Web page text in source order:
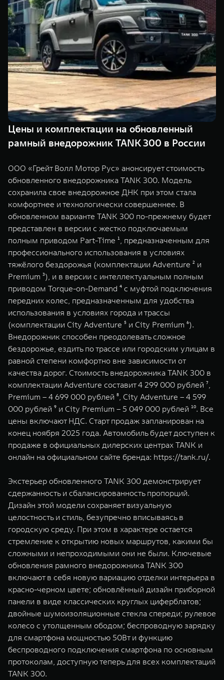
TANK 500
Веди за собой
от 6 499 000 ₽
TANK 700
Сила
от 10 199
WEY 07
Расширяя границы комфорта
от 6 149 000 ₽
WEY 05
Эстетика
от 5 699
WEY 80
Масштаб возможностей
от 6 449 000 ₽
WEY 80
Масштаб
от 8 099
TANK Финансы
Корпоративным клиентам
TANK ФИНАНСЫ
TANK Кредит
TANK Лизинг
TANK Страхование
Сервис
Специальные предложения
Моторные масла
ЦИФРОВЫЕ СЕРВИСЫ TANK
Цифровые сервисы TANK
Подписки
Цены и комплектации на обновленный
рамный внедорожник TANK 300 в России
ООО «Грейт Волл Мотор Рус» анонсирует стоимость
обновленного внедорожника TANK 300. Модель
сохранила свое внедорожное ДНК при этом стала
комфортнее и технологически совершеннее. В
обновленном варианте TANK 300 по-прежнему будет
представлен в версии с жестко подключаемым
полным приводом Part-Time ¹, предназначенным для
профессионального использования в условиях
тяжёлого бездорожья (комплектации Adventure ² и
Premium ³), и в версии с интеллектуальным полным
приводом Torque-on-Demand ⁴ с муфтой подключения
передних колес, предназначенным для удобства
использования в условиях города и трассы
(комплектации City Adventure ⁵ и City Premium ⁶).
Внедорожник способен преодолевать сложное
бездорожье, ездить по трассе или городским улицам в
равной степени комфортно вне зависимости от
качества дорог. Стоимость внедорожника TANK 300 в
комплектации Adventure составит 4 299 000 рублей ⁷,
Premium – 4 699 000 рублей ⁸, City Adventure – 4 599
000 рублей ⁹ и City Premium – 5 049 000 рублей ¹⁰. Все
цены включают НДС. Старт продаж запланирован на
конец ноября 2025 года. Автомобиль будет доступен к
продаже в официальных дилерских центрах TANK и
онлайн на официальном сайте бренда: https://tank.ru/.
Экстерьер обновленного TANK 300 демонстрирует
сдержанность и сбалансированность пропорций.
Дизайн этой модели сохраняет визуальную
целостность и стиль, безупречно вписываясь в
городскую среду. При этом в характере остается
стремление к открытию новых маршрутов, какими бы
сложными и непроходимыми они не были. Ключевые
обновления рамного внедорожника TANK 300
включают в себя новую вариацию отделки интерьера в
красно-черном цвете; обновлённый дизайн приборной
панели в виде классических круглых циферблатов;
двойные шумоизоляционные стекла спереди; рулевое
колесо с утолщенным ободом; беспроводную зарядку
для смартфона мощностью 50Вт и функцию
беспроводного подключения смартфона по основным
протоколам, доступную теперь для всех комплектаций
TANK 300.